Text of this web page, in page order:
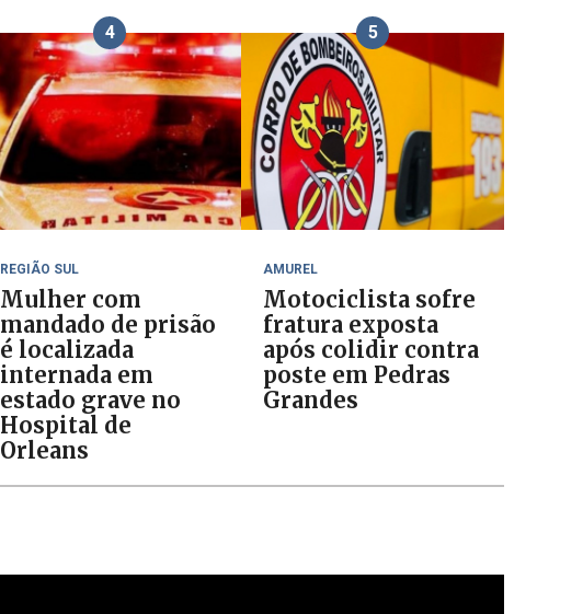
4
REGIÃO SUL
Mulher com
mandado de prisão
é localizada
internada em
estado grave no
Hospital de
Orleans
5
AMUREL
Motociclista sofre
fratura exposta
após colidir contra
poste em Pedras
Grandes